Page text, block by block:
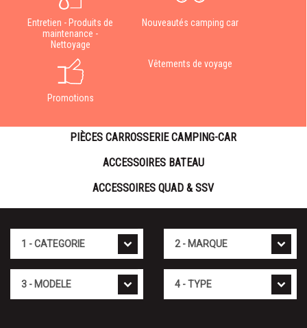
Entretien - Produits de
maintenance -
Nettoyage
Nouveautés camping car
Promotions
Vêtements de voyage
PIÈCES CARROSSERIE CAMPING-CAR
ACCESSOIRES BATEAU
ACCESSOIRES QUAD & SSV